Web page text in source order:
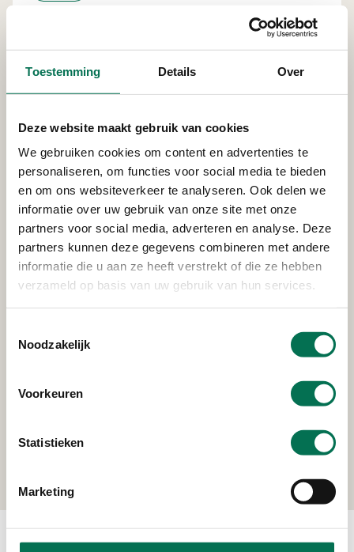
Toestemming Details Over
Deze website maakt gebruik van cookies
We gebruiken cookies om content en advertenties te
personaliseren, om functies voor social media te bieden
en om ons websiteverkeer te analyseren. Ook delen we
informatie over uw gebruik van onze site met onze
partners voor social media, adverteren en analyse. Deze
partners kunnen deze gegevens combineren met andere
informatie die u aan ze heeft verstrekt of die ze hebben
verzameld op basis van uw gebruik van hun services.
Noodzakelijk
Voorkeuren
Statistieken
Marketing
Ketelweg 34, 3356 LE Papendrecht
Pon Power B.V.
Noordweg 8, 3336 LH Zwijndrecht
Verleend
24/7 Fitness B.V.
Markt 167, 3351 PA Papendrecht